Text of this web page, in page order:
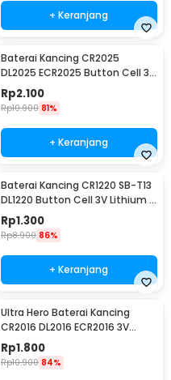
+ Keranjang
Baterai Kancing CR2025
DL2025 ECR2025 Button Cell 3V
Lithium 1 PCS
Rp2.100
Rp10.900 81%
+ Keranjang
Baterai Kancing CR1220 SB-T13
DL1220 Button Cell 3V Lithium 1
PCS
Rp1.300
Rp8.900 86%
+ Keranjang
Ultra Hero Baterai Kancing
CR2016 DL2016 ECR2016 3V
Lithium 1 PCS
Rp1.800
Rp10.900 84%